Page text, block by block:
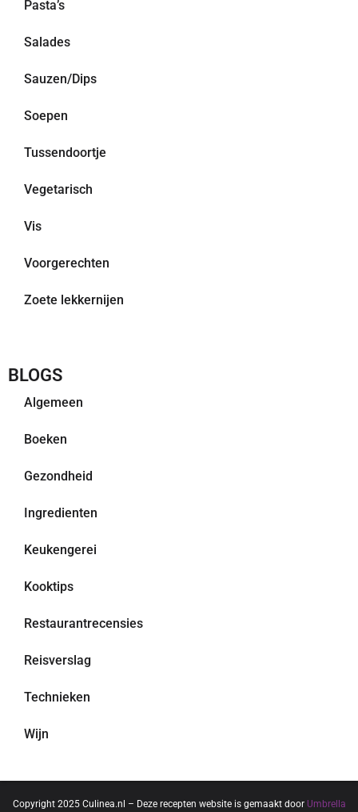
Pasta’s
Salades
Sauzen/Dips
Soepen
Tussendoortje
Vegetarisch
Vis
Voorgerechten
Zoete lekkernijen
BLOGS
Algemeen
Boeken
Gezondheid
Ingredienten
Keukengerei
Kooktips
Restaurantrecensies
Reisverslag
Technieken
Wijn
Copyright 2025 Culinea.nl – Deze recepten website is gemaakt door Umbrella